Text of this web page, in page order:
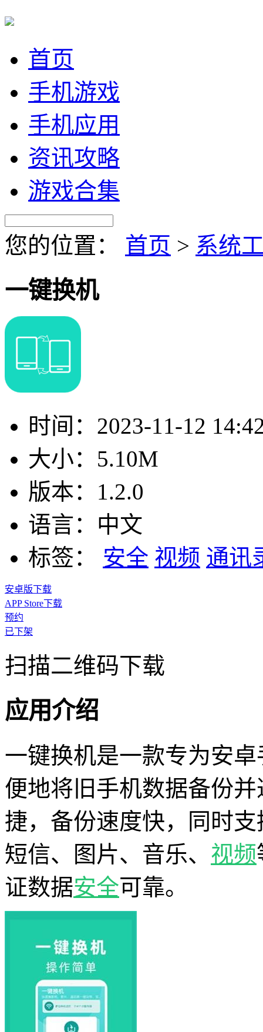
首页
手机游戏
手机应用
资讯攻略
游戏合集
您的位置： 首页 > 系统
一键换机
时间： 2023-11-12
大小： 5.10M
版本： 1.2.0
语言： 中文
标签：
安全 视频 通讯
安卓版下载
APP Store下载
预约
已下架
扫描二维码下载
应用介绍
一键换机是一款专为安
便地将旧手机数据备份
捷，备份速度快，同时
短信、图片、音乐、 视频
证数据安全可靠。